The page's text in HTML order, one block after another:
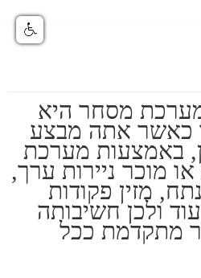
מערכת מסחר היא
כאשר אתה מבצע
באמצעות מערכת
מוכר ניירות ערך,
מזין פקודות
ולכן חשיבותה
מתקדמת ככל